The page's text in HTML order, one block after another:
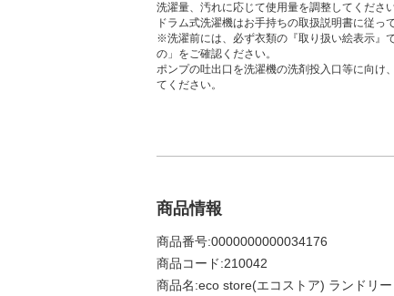
洗濯量、汚れに応じて使用量を調整してください
ドラム式洗濯機はお手持ちの取扱説明書に従っ
※洗濯前には、必ず衣類の『取り扱い絵表示』
の」をご確認ください。
ポンプの吐出口を洗濯機の洗剤投入口等に向け
てください。
商品情報
商品番号:0000000000034176
商品コード:210042
商品名:eco store(エコストア) ランドリ